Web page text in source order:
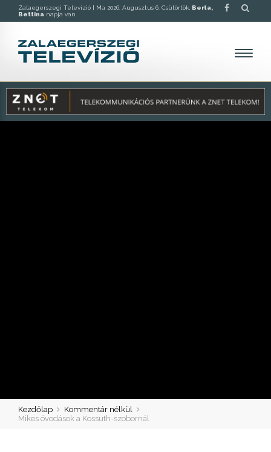
Zalaegerszegi Televízió | Ma 2026. Augusztus 6. Csütörtök, Berta,
Bettina napja van.
Kezdőlap
Kommentár nélkül
Mikes óvodások a Kossuth-szobornál